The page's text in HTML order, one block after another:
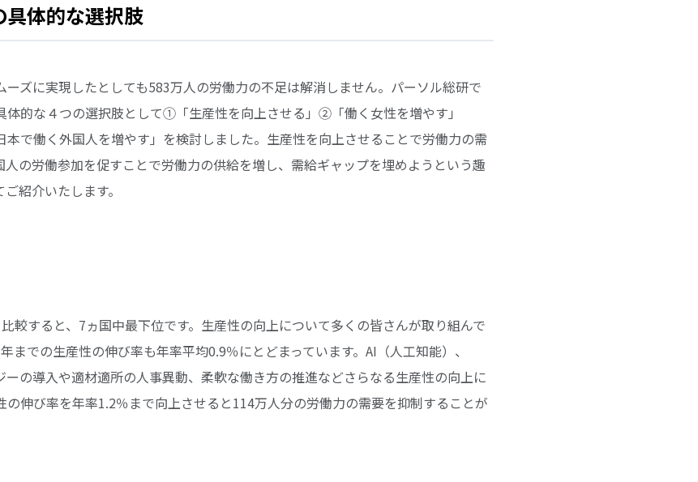
体的な選択肢
ーズに実現したとしても583万人の労働力の不足は解消しません。パーソル総研で
体的な４つの選択肢として①「生産性を向上させる」②「働く女性を増やす」
で働く外国人を増やす」を検討しました。生産性を向上させることで労働力の需
の労働参加を促すことで労働力の供給を増し、需給ギャップを埋めようという趣
紹介いたします。
較すると、7ヵ国中最下位です。生産性の向上について多くの皆さんが取り組んで
までの生産性の伸び率も年率平均0.9％にとどまっています。AI（人工知能）、
の導入や適材適所の人事異動、柔軟な働き方の推進などさらなる生産性の向上に
伸び率を年率1.2％まで向上させると114万人分の労働力の需要を抑制することが